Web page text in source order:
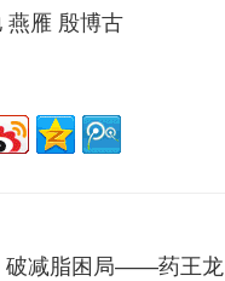
燕雁 殷博古
破减脂困局——药王龙